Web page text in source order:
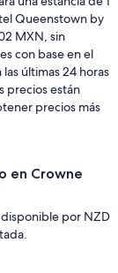
Queenstown by
MXN, sin
con base en el
últimas 24 horas
precios están
precios más
en Crowne
por NZD